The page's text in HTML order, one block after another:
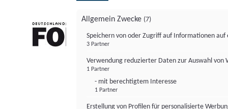
Allgemein Zwecke (7)
Speichern von oder Zugriff auf Informationen auf
3 Partner
Verwendung reduzierter Daten zur Auswahl von
1 Partner
- mit berechtigtem Interesse
1 Partner
Erstellung von Profilen für personalisierte
FONDS professionell